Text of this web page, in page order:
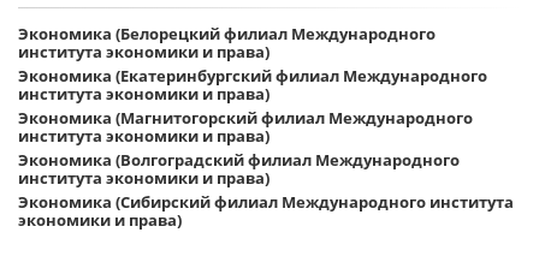
Экономика (Белорецкий филиал Международного
института экономики и права)
Экономика (Екатеринбургский филиал Международного
института экономики и права)
Экономика (Магнитогорский филиал Международного
института экономики и права)
Экономика (Волгоградский филиал Международного
института экономики и права)
Экономика (Сибирский филиал Международного института
экономики и права)